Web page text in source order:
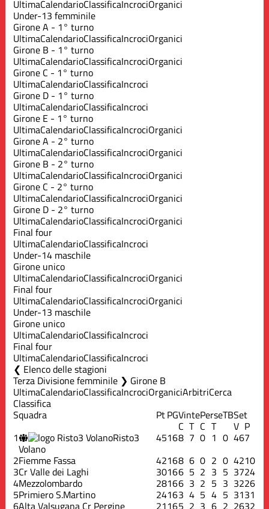
UltimaCalendarioClassificaIncrociOrganici
Under-13 femminile
Girone A - 1° turno
UltimaCalendarioClassificaIncrociOrganici
Girone B - 1° turno
UltimaCalendarioClassificaIncrociOrganici
Girone C - 1° turno
UltimaCalendarioClassificaIncroci
Girone D - 1° turno
UltimaCalendarioClassificaIncroci
Girone E - 1° turno
UltimaCalendarioClassificaIncrociOrganici
Girone A - 2° turno
UltimaCalendarioClassificaIncrociOrganici
Girone B - 2° turno
UltimaCalendarioClassificaIncrociOrganici
Girone C - 2° turno
UltimaCalendarioClassificaIncrociOrganici
Girone D - 2° turno
UltimaCalendarioClassificaIncrociOrganici
Final four
UltimaCalendarioClassificaIncroci
Under-14 maschile
Girone unico
UltimaCalendarioClassificaIncrociOrganici
Final four
UltimaCalendarioClassificaIncrociOrganici
Under-13 maschile
Girone unico
UltimaCalendarioClassificaIncroci
Final four
UltimaCalendarioClassificaIncroci
Elenco delle stagioni
Terza Divisione femminile ❯ Girone B
UltimaCalendarioClassificaIncrociOrganiciArbitriCerca
Classifica
Squadra PtPGVintePerseTBSet
C T C T V P
1 Risto3
Volano
45168 7 0 1 0 467
2Fiemme Fassa 42168 6 0 2 0 4210
3Cr Valle dei Laghi 30166 5 2 3 5 3724
4Mezzolombardo 28166 3 2 5 3 3226
5Primiero S.Martino 24163 4 5 4 5 3131
6Alta Valsugana Cr Pergine 21165 2 3 6 2 2632